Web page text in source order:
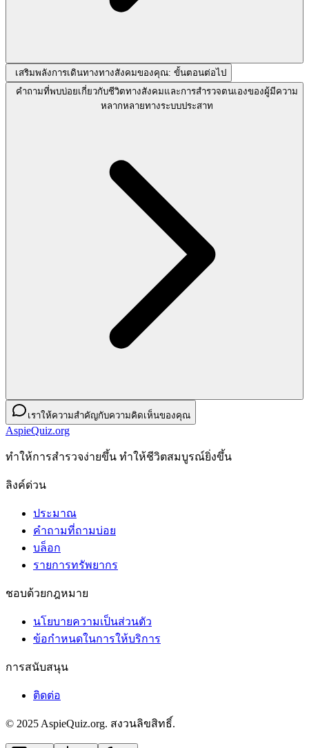
เสริมพลังการเดินทางทางสังคมของคุณ: ขั้นตอนต่อไป
คำถามที่พบบ่อยเกี่ยวกับชีวิตทางสังคมและการสำรวจตนเองของผู้มีความ
หลากหลายทางระบบประสาท
เราให้ความสำคัญกับความคิดเห็นของคุณ
AspieQuiz.org
ทําให้การสํารวจง่ายขึ้น ทําให้ชีวิตสมบูรณ์ยิ่งขึ้น
ลิงค์ด่วน
ประมาณ
คำถามที่ถามบ่อย
บล็อก
รายการทรัพยากร
ชอบด้วยกฎหมาย
นโยบายความเป็นส่วนตัว
ข้อกําหนดในการให้บริการ
การสนับสนุน
ติดต่อ
© 2025 AspieQuiz.org. สงวนลิขสิทธิ์.